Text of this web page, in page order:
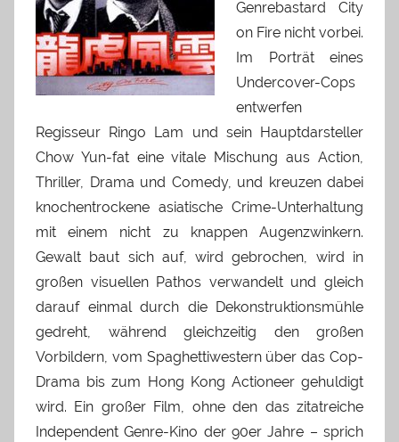
Genrebastard City
on Fire nicht vorbei.
Im Porträt eines
Undercover-Cops
entwerfen
Regisseur Ringo Lam und sein Hauptdarsteller
Chow Yun-fat eine vitale Mischung aus Action,
Thriller, Drama und Comedy, und kreuzen dabei
knochentrockene asiatische Crime-Unterhaltung
mit einem nicht zu knappen Augenzwinkern.
Gewalt baut sich auf, wird gebrochen, wird in
großen visuellen Pathos verwandelt und gleich
darauf einmal durch die Dekonstruktionsmühle
gedreht, während gleichzeitig den großen
Vorbildern, vom Spaghettiwestern über das Cop-
Drama bis zum Hong Kong Actioneer gehuldigt
wird. Ein großer Film, ohne den das zitatreiche
Independent Genre-Kino der 90er Jahre – sprich